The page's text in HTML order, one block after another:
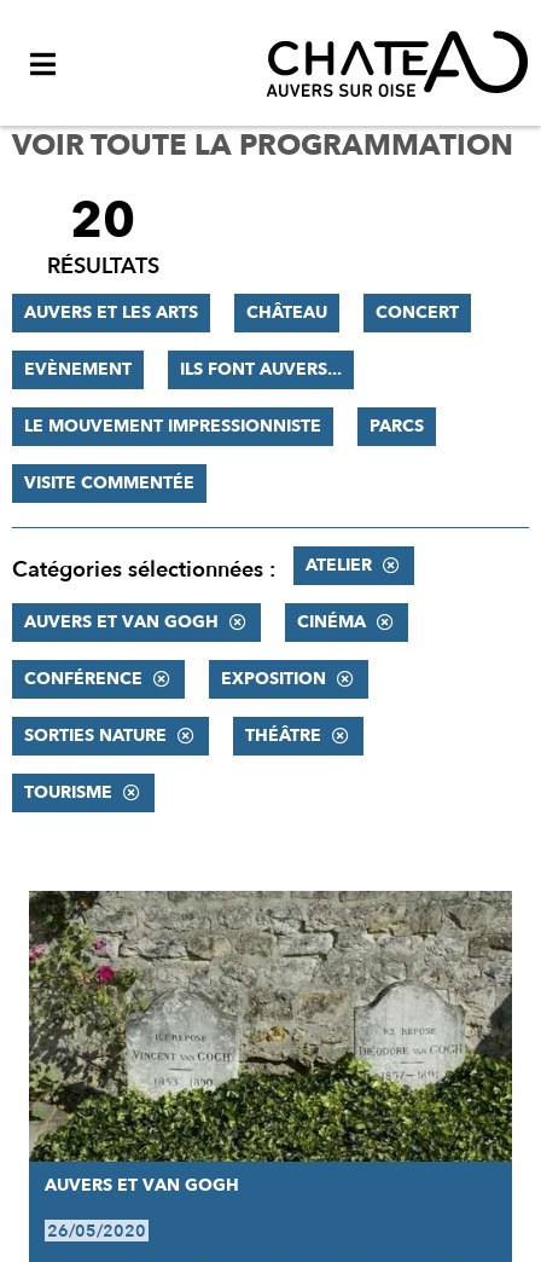
VOIR TOUTE LA PROGRAMMATION
FILTRER
RÉSULTATS
20
RÉSULTATS
AUVERS ET LES ARTS CHÂTEAU CONCERT
EVÈNEMENT ILS FONT AUVERS...
LE MOUVEMENT IMPRESSIONNISTE PARCS
VISITE COMMENTÉE
Catégories sélectionnées : ATELIER
AUVERS ET VAN GOGH CINÉMA
CONFÉRENCE EXPOSITION
SORTIES NATURE THÉÂTRE
TOURISME
RÉSULTATS
AUVERS ET VAN GOGH
26/05/2020